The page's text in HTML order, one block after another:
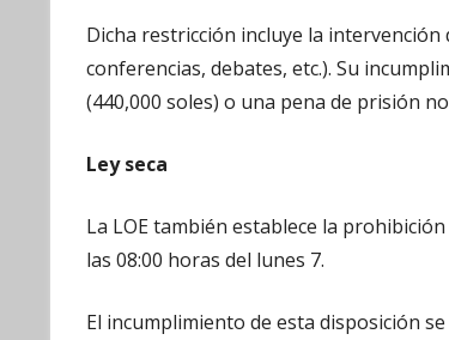
Dicha restricción incluye la
conferencias, debates, etc.). Su
(440,000 soles) o una pena de prisión
Ley seca
La LOE también establece la
las 08:00 horas del lunes 7.
El incumplimiento de esta disposición